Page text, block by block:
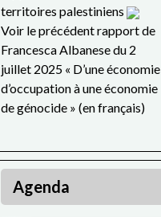
territoires palestiniens
Voir le précédent rapport de
Francesca Albanese du 2
juillet 2025 « D’une économie
d’occupation à une économie
de génocide » (en français)
Agenda